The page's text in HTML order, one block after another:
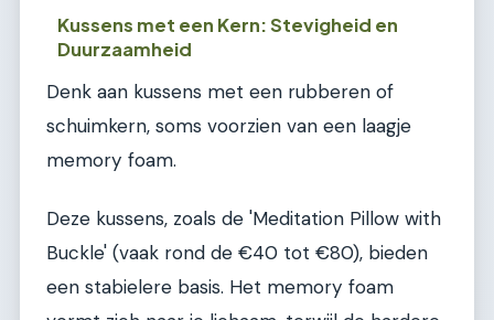
Kussens met een Kern: Stevigheid en
Duurzaamheid
Denk aan kussens met een rubberen of
schuimkern, soms voorzien van een laagje
memory foam.
Deze kussens, zoals de 'Meditation Pillow with
Buckle' (vaak rond de €40 tot €80), bieden
een stabielere basis. Het memory foam